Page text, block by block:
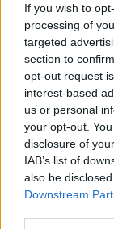
If you wish to
processing of
targeted
section to
opt-out request
interest-based
us or personal
your opt-out.
disclosure of
IAB’s list of
also be
Downstream
τελευταία νέα
Πιο
1 Τουρισμός
η
στις
Κυψέλη: Ο
ταξίδι